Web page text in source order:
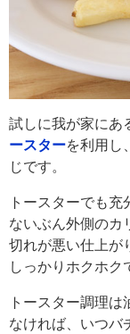
試しに我が家にあ
ースターを利用し
じです。
トースターでも
ないぶん外側のカ
切れが悪い仕上が
しっかりホクホク
トースター調理
なければ、いつバ